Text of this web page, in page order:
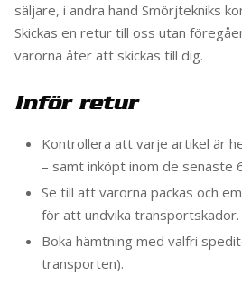
säljare, i andra hand Smörjtekniks
Skickas en retur till oss utan
varorna åter att skickas till dig.
Inför retur
Kontrollera att varje artikel är
– samt inköpt inom de senaste
Se till att varorna packas och
för att undvika transportskador.
Boka hämtning med valfri
transporten).